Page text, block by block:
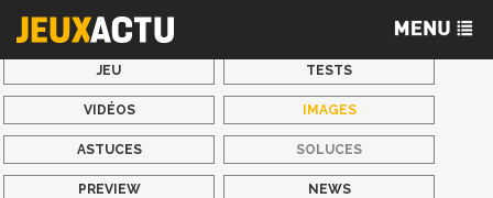
JEU TESTS
VIDÉOS IMAGES
ASTUCES SOLUCES
PREVIEW NEWS